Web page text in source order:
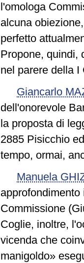
l'omologa
alcuna
perfetto
Propone, quindi,
nel parere della
Giancarlo
dell'onorevole
la proposta di
2885 Pisicchio
tempo, ormai,
Manuela
Commissione
Coglie, inoltre,
vicenda che
manigoldo»